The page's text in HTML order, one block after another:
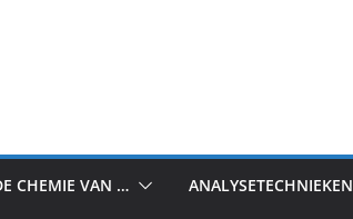
CHEMIE VAN … ANALYSETECHNIEKEN